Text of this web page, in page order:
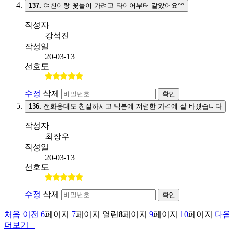
137. 여친이랑 꽃놀이 가려고 타이어부터 갈았어요^^
작성자
강석진
작성일
20-03-13
선호도
수정 삭제
확인
136. 전화응대도 친절하시고 덕분에 저렴한 가격에 잘 바꿨습니다
작성자
최장우
작성일
20-03-13
선호도
수정 삭제 확인
처음 이전 6페이지 7페이지 열린8페이지 9페이지 10페이지
다
더보기 +